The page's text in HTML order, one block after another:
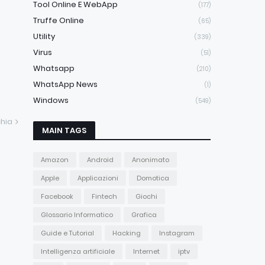
Tool Online E WebApp (177)
Truffe Online (65)
Utility (339)
Virus (51)
Whatsapp (210)
WhatsApp News (1)
Windows (549)
MAIN TAGS
Amazon Android
Anonimato
Apple
Applicazioni
Domotica
Facebook
Fintech
Giochi
Glossario Informatico
Grafica
Guide e Tutorial
Hacking
Instagram
Intelligenza artificiale
Internet
iptv